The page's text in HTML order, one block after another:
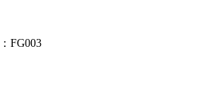
FG003